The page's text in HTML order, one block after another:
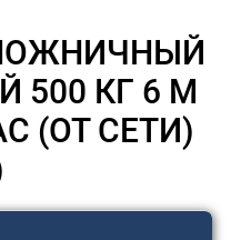
500 КГ 6 М
(ОТ СЕТИ)